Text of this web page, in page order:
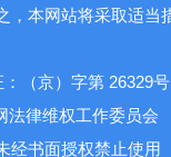
本网站将采取适
（京）字第 26329号
法律维权工作委员会
经书面授权禁止使用